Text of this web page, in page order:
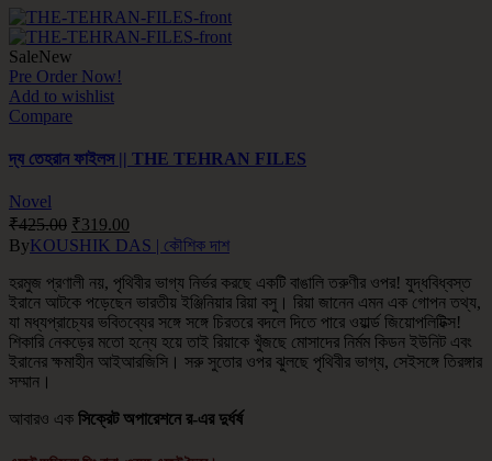
SaleNew
Pre Order Now!
Add to wishlist
Compare
দ্য তেহরান ফাইলস || THE TEHRAN FILES
Novel
₹425.00 ₹319.00
ByKOUSHIK DAS | কৌশিক দাশ
হরমুজ প্রণালী নয়, পৃথিবীর ভাগ্য নির্ভর করছে একটি বাঙালি তরুণীর ওপর! যুদ্ধবিধ্বস্ত
ইরানে আটকে পড়েছেন ভারতীয় ইঞ্জিনিয়ার রিয়া বসু। রিয়া জানেন এমন এক গোপন তথ্য,
যা মধ্যপ্রাচ্যের ভবিতব্যের সঙ্গে সঙ্গে চিরতরে বদলে দিতে পারে ওয়ার্ল্ড জিয়োপলিটিক্স!
শিকারি নেকড়ের মতো হন্যে হয়ে তাই রিয়াকে খুঁজছে মোসাদের নির্মম কিডন ইউনিট এবং
ইরানের ক্ষমাহীন আইআরজিসি। সরু সুতোর ওপর ঝুলছে পৃথিবীর ভাগ্য, সেইসঙ্গে তিরঙ্গার
সম্মান।
আবারও এক সিক্রেট অপারেশনে র-এর দুর্ধর্ষ